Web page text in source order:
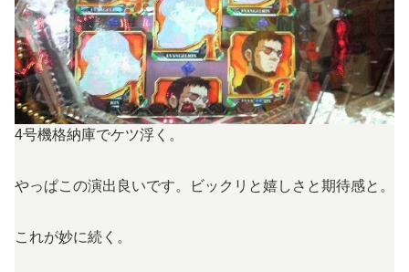
4号機格納庫でケツ浮く。
やっぱこの演出良いです。ビックリと嬉しさと期待感と。
これが妙に続く。